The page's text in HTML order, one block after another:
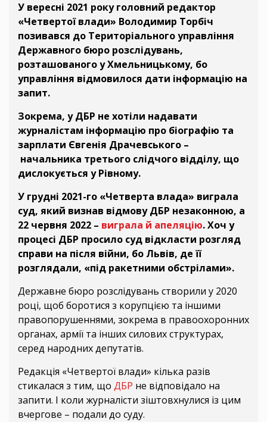
У вересні 2021 року головний редактор
«Четвертої влади» Володимир Торбіч
позивався до Територіального управління
Державного бюро розслідувань,
розташованого у Хмельницькому, бо
управління відмовилося дати інформацію на
запит.
Зокрема, у ДБР не хотіли надавати
журналістам інформацію про біографію та
зарплати Євгенія Драчевського –
начальника третього слідчого відділу, що
дислокується у Рівному.
У грудні 2021-го «Четверта влада» виграла
суд, який визнав відмову ДБР незаконною, а
22 червня 2022 – виграла й апеляцію. Хоч у
процесі ДБР просило суд відкласти розгляд
справи на після війни, бо Львів, де її
розглядали, «під ракетними обстрілами».
Державне бюро розслідувань створили у 2020
році, щоб боротися з корупцією та іншими
правопорушеннями, зокрема в правоохоронних
органах, армії та інших силових структурах,
серед народних депутатів.
Редакція «Четвертої влади» кілька разів
стикалася з тим, що ДБР не відповідало на
запити. І коли журналісти зіштовхнулися із цим
вчергове – подали до суду.